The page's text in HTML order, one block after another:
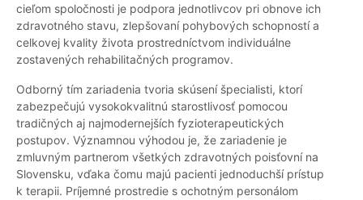
cieľom spoločnosti je podpora jednotlivcov pri obnove ich
zdravotného stavu, zlepšovaní pohybových schopností a
celkovej kvality života prostredníctvom individuálne
zostavených rehabilitačných programov.
Odborný tím zariadenia tvoria skúsení špecialisti, ktorí
zabezpečujú vysokokvalitnú starostlivosť pomocou
tradičných aj najmodernejších fyzioterapeutických
postupov. Významnou výhodou je, že zariadenie je
zmluvným partnerom všetkých zdravotných poisťovní na
Slovensku, vďaka čomu majú pacienti jednoduchší prístup
k terapii. Príjemné prostredie s ochotným personálom